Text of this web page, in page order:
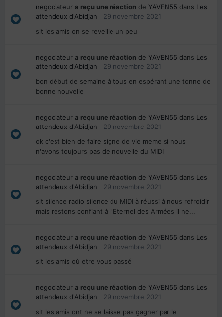
negociateur a reçu une réaction de YAVEN55 dans Les
attendeux d'Abidjan
29 novembre 2021
slt les amis on se reveille un peu
negociateur a reçu une réaction de YAVEN55 dans Les
attendeux d'Abidjan
29 novembre 2021
bon début de semaine à tous en espérant une tonne de
bonne nouvelle
negociateur a reçu une réaction de YAVEN55 dans Les
attendeux d'Abidjan
29 novembre 2021
ok c'est bien de faire signe de vie meme si nous
n'avons toujours pas de nouvelle du MIDI
negociateur a reçu une réaction de YAVEN55 dans Les
attendeux d'Abidjan
29 novembre 2021
slt silence radio silence du MIDI à réussi à nous refroidir
mais restons confiant à l'Eternel des Armées il ne...
negociateur a reçu une réaction de YAVEN55 dans Les
attendeux d'Abidjan
29 novembre 2021
slt les amis où etre vous passé
negociateur a reçu une réaction de YAVEN55 dans Les
attendeux d'Abidjan
29 novembre 2021
slt les amis ont ne se laisse pas gagner par le